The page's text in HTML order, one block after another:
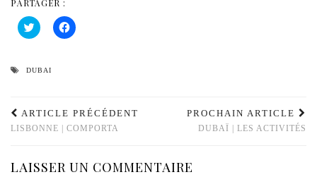
PARTAGER :
Cliquez
pour
dans
Cliquez
pour
DUBAI
ARTICLE PRÉCÉDENT
LISBONNE | COMPORTA
PROCHAIN ARTICLE
DUBAÏ | LES ACTIVITÉS
LAISSER UN COMMENTAIRE